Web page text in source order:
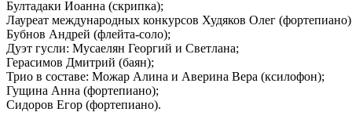
Бултадаки Иоанна (скрипка);
Лауреат международных конкурсов Худяков Олег
Бубнов Андрей (флейта-соло);
Дуэт гусли: Мусаелян Георгий и Светлана;
Герасимов Дмитрий (баян);
Трио в составе: Можар Алина и Аверина Вера (ксилофон);
Гущина Анна (фортепиано);
Сидоров Егор (фортепиано).